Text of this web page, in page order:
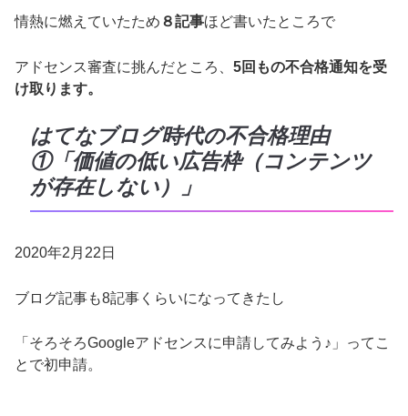
情熱に燃えていたため ８記事ほど書いたところで
アドセンス審査に挑んだところ、 5回もの不合格通知を受
け取ります。
はてなブログ時代の不合格理由
①「価値の低い広告枠（コンテンツ
が存在しない）」
2020年2月22日
ブログ記事も8記事くらいになってきたし
「そろそろGoogleアドセンスに申請してみよう♪」ってこ
とで初申請。